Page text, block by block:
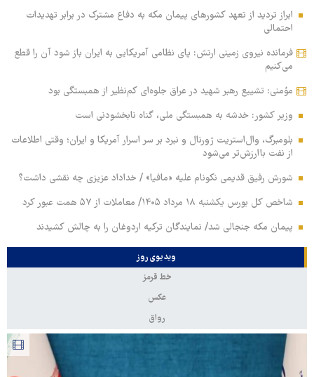
ابراز تردید از تعهد کشورهای پیمان مکه به دفاع مشترک در برابر تهدیدات
احتمالی
فرمانده نیروی زمینی ارتش: پای نظامی آمریکایی به ایران باز شود آن را قطع
می‌کنیم
مؤمنی: تشییع رهبر شهید در عراق جلوه‌ای کم‌نظیر از همبستگی بود
وزیر کشور: خدشه به همبستگی ملی، گناه نابخشودنی است
بلومبرگ، وال‌استریت ژورنال و نبرد بر سر اسرار آمریکا و ایران؛ وقتی اطلاعات
از نفت باارزش‌تر می‌شود
شورش رفیق قدیمی نکونام علیه «مافیا» / خداداد عزیزی چه نقشی داشت؟
شاخص کل بورس یکشنبه ۱۸ مرداد ۱۴۰۵/ معاملات از ۵۷ همت عبور کرد
پیمان مکه جنجالی شد/ نمایندگان ترکیه اردوغان را به چالش کشیدند
ویدیوی روز
خط قرمز
عکس
رواق